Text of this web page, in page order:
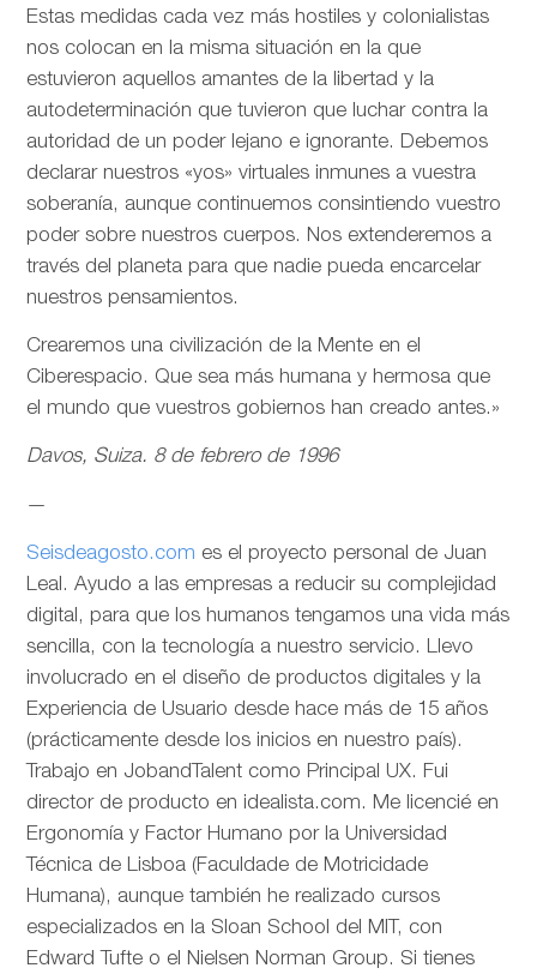
Estas medidas cada vez más hostiles y colonialistas
nos colocan en la misma situación en la que
estuvieron aquellos amantes de la libertad y la
autodeterminación que tuvieron que luchar contra la
autoridad de un poder lejano e ignorante. Debemos
declarar nuestros «yos» virtuales inmunes a vuestra
soberanía, aunque continuemos consintiendo vuestro
poder sobre nuestros cuerpos. Nos extenderemos a
través del planeta para que nadie pueda encarcelar
nuestros pensamientos.
Crearemos una civilización de la Mente en el
Ciberespacio. Que sea más humana y hermosa que
el mundo que vuestros gobiernos han creado antes.»
Davos, Suiza. 8 de febrero de 1996
—
Seisdeagosto.com es el proyecto personal de Juan
Leal. Ayudo a las empresas a reducir su complejidad
digital, para que los humanos tengamos una vida más
sencilla, con la tecnología a nuestro servicio. Llevo
involucrado en el diseño de productos digitales y la
Experiencia de Usuario desde hace más de 15 años
(prácticamente desde los inicios en nuestro país).
Trabajo en JobandTalent como Principal UX. Fui
director de producto en idealista.com. Me licencié en
Ergonomía y Factor Humano por la Universidad
Técnica de Lisboa (Faculdade de Motricidade
Humana), aunque también he realizado cursos
especializados en la Sloan School del MIT, con
Edward Tufte o el Nielsen Norman Group. Si tienes